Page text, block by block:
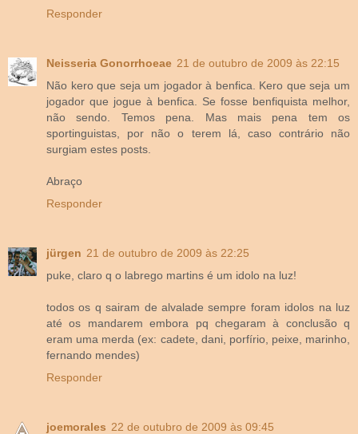
Responder
Neisseria Gonorrhoeae 21 de outubro de 2009 às 22:15
Não kero que seja um jogador à benfica. Kero que seja um
jogador que jogue à benfica. Se fosse benfiquista melhor,
não sendo. Temos pena. Mas mais pena tem os
sportinguistas, por não o terem lá, caso contrário não
surgiam estes posts.
Abraço
Responder
jürgen 21 de outubro de 2009 às 22:25
puke, claro q o labrego martins é um idolo na luz!
todos os q sairam de alvalade sempre foram idolos na luz
até os mandarem embora pq chegaram à conclusão q
eram uma merda (ex: cadete, dani, porfírio, peixe, marinho,
fernando mendes)
Responder
joemorales 22 de outubro de 2009 às 09:45